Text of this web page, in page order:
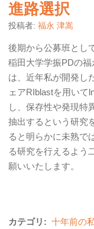
進路選択
投稿者: 福永 津嵩
後期から公募班とし
稲田大学学振PDの
は、近年私が開発し
ェアRIblastを用いて
し、保存性や発現特
抽出するという研究
ると明らかに未熟で
る研究を行えるよう
願いいたします。
カテゴリ: 十年前の